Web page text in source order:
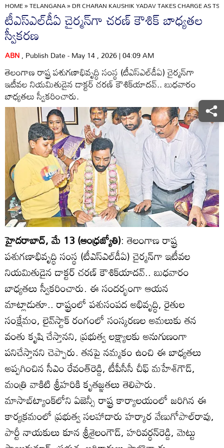
HOME»TELANGANA»DR CHARAN KAUSHIK YADAV TAKES CHARGE AS
టీఎస్ఎల్‌డీఏ చైర్మన్‌గా చరణ్‌ కౌశిక్‌ బాధ్యతల
స్వీకరణ
ABN, Publish Date - May 14 , 2026 | 04:09 AM
తెలంగాణ రాష్ట్ర పశుగణాభివృద్ధి సంస్థ (టీఎస్ఎల్‌డీఏ) చైర్మన్‌గా
ఇటీవల నియమితుడైన డాక్టర్‌ చరణ్‌ కౌశిక్‌యాదవ్‌.. బుధవారం
బాధ్యతలు స్వీకరించారు.
హైదరాబాద్‌, మే 13 (ఆంధ్రజ్యోతి): తెలంగాణ రాష్ట్ర
పశుగణాభివృద్ధి సంస్థ (టీఎస్ఎల్‌డీఏ) చైర్మన్‌గా ఇటీవల
నియమితుడైన డాక్టర్‌ చరణ్‌ కౌశిక్‌యాదవ్‌.. బుధవారం
బాధ్యతలు స్వీకరించారు. ఈ సందర్భంగా ఆయన
మాట్లాడుతూ.. రాష్ట్రంలో పశుసంపద అభివృద్ధి, రైతుల
సంక్షేమం, లైవ్‌స్టాక్‌ రంగంలో సంస్కరణల అమలుకు తన
వంతు కృషి చేస్తానని, ప్రభుత్వ లక్ష్యాలకు అనుగుణంగా
పనిచేస్తానని చెప్పారు. తనపై నమ్మకం ఉంచి ఈ బాధ్యతలు
అప్పగించిన సీఎం రేవంత్‌రెడ్డి, టీపీసీసీ చీఫ్‌ మహేశ్‌గౌడ్‌,
మంత్రి వాకిటి శ్రీహరికి కృతజ్ఞతలు తెలిపారు.
మాసాబ్‌ట్యాంక్‌లోని ఏజెన్సీ రాష్ట్ర కార్యాలయంలో జరిగిన ఈ
కార్యక్రమంలో ప్రభుత్వ సలహాదారు హర్కార వేణుగోపాల్‌రావు,
పార్టీ నాయకులు కూన శ్రీశైలంగౌడ్‌, హరివర్ధన్‌రెడ్డి, మెట్టు